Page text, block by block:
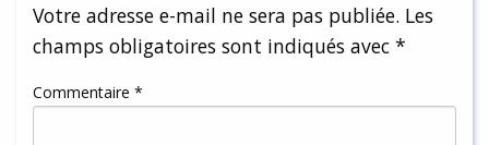
Votre adresse e-mail ne sera pas publiée. Les
champs obligatoires sont indiqués avec *
Commentaire *